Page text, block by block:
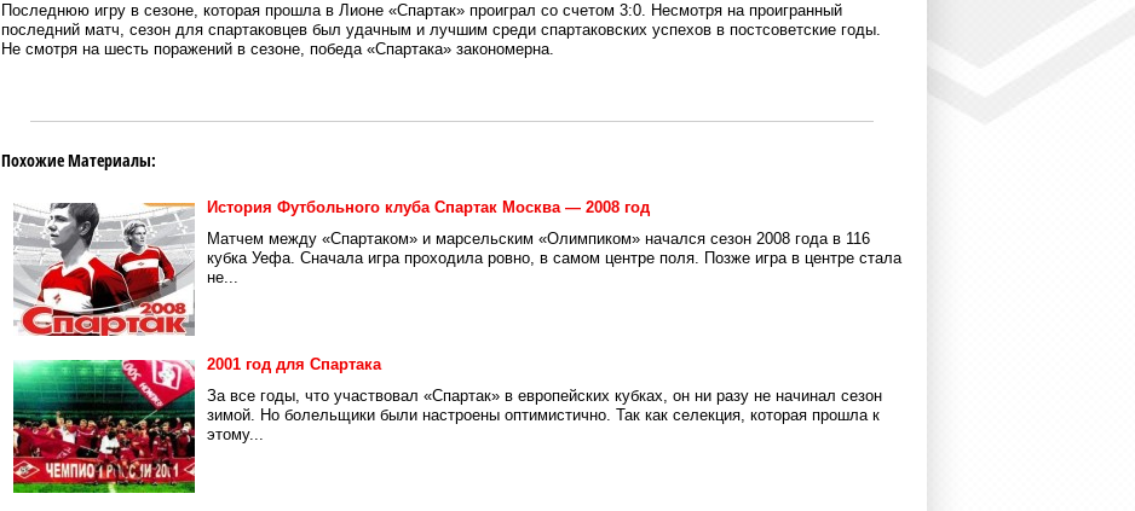
Последнюю игру в сезоне, которая прошла в Лионе «Спартак» проиграл со счетом 3:0. Несмотря на проигранный
последний матч, сезон для спартаковцев был удачным и лучшим среди спартаковских успехов в постсоветские годы.
Не смотря на шесть поражений в сезоне, победа «Спартака» закономерна.
Похожие Материалы:
История Футбольного клуба Спартак Москва — 2008 год
Матчем между «Спартаком» и марсельским «Олимпиком» начался сезон 2008 года в 116
кубка Уефа. Сначала игра проходила ровно, в самом центре поля. Позже игра в центре стала
не...
2001 год для Спартака
За все годы, что участвовал «Спартак» в европейских кубках, он ни разу не начинал сезон
зимой. Но болельщики были настроены оптимистично. Так как селекция, которая прошла к
этому...